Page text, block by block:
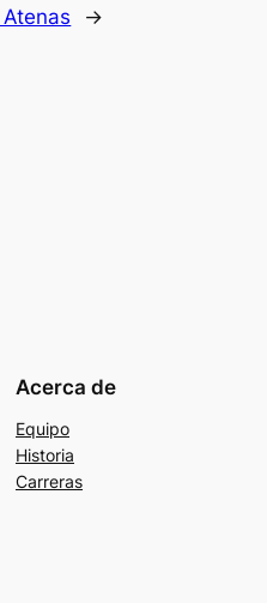
Atenas
→
Acerca de
Equipo
Historia
Carreras